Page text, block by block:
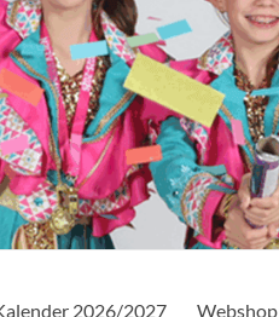
2026/2027 Webshop